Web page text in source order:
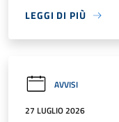
LEGGI DI PIÙ
AVVISI
27 LUGLIO 2026